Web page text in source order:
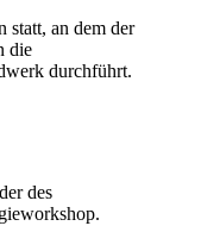
statt, an dem der
die
durchführt.
des